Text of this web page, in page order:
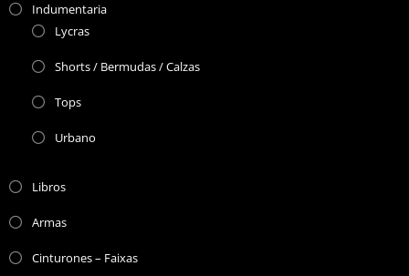
Indumentaria
Lycras
Shorts / Bermudas / Calzas
Tops
Urbano
Libros
Armas
Cinturones – Faixas